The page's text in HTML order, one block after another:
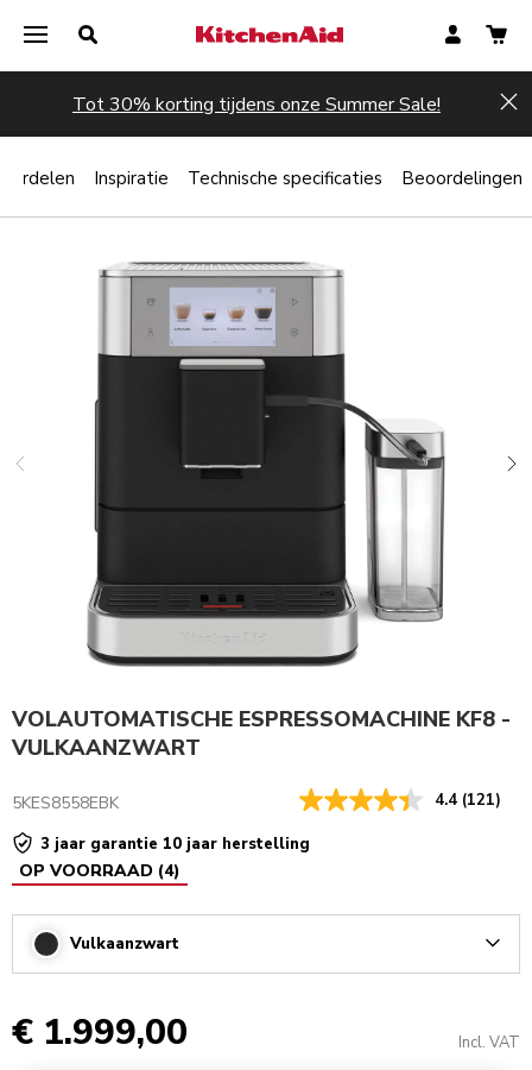
Tot 30% korting tijdens onze Summer Sale!
VOLAUTOMATISCHE ESPRESSOMACHINE KF8 -
VULKAANZWART
5KES8558EBK 4.4 (121)
3 jaar garantie 10 jaar herstelling
OP VOORRAAD (4)
Vulkaanzwart
€ 1.999,00 Incl. VAT
Inspiratie Technische specificaties Beoordelingen